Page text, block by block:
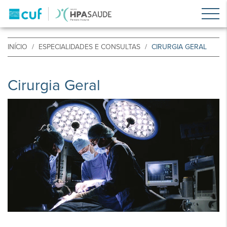
INÍCIO ESPECIALIDADES E CONSULTAS CIRURGIA GERAL
Cirurgia Geral